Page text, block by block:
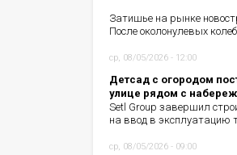
Затишье на рынке
После околонулевых
ср, 08/05/2026 - 12:00
Детсад с огородом
улице рядом с
Setl Group завершил
на ввод в эксплуатацию
ср, 08/05/2026 - 09:00